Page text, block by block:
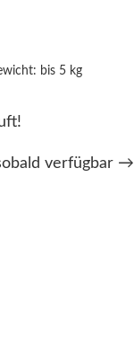
bis 5 kg
verfügbar →